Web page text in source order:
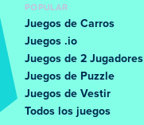
POPULAR
Juegos de Carros
Juegos .io
Juegos de 2 Jugadores
Juegos de Puzzle
Juegos de Vestir
Todos los juegos